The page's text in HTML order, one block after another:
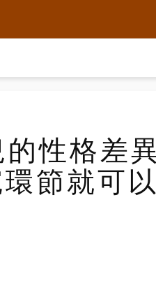
性格差
節就可